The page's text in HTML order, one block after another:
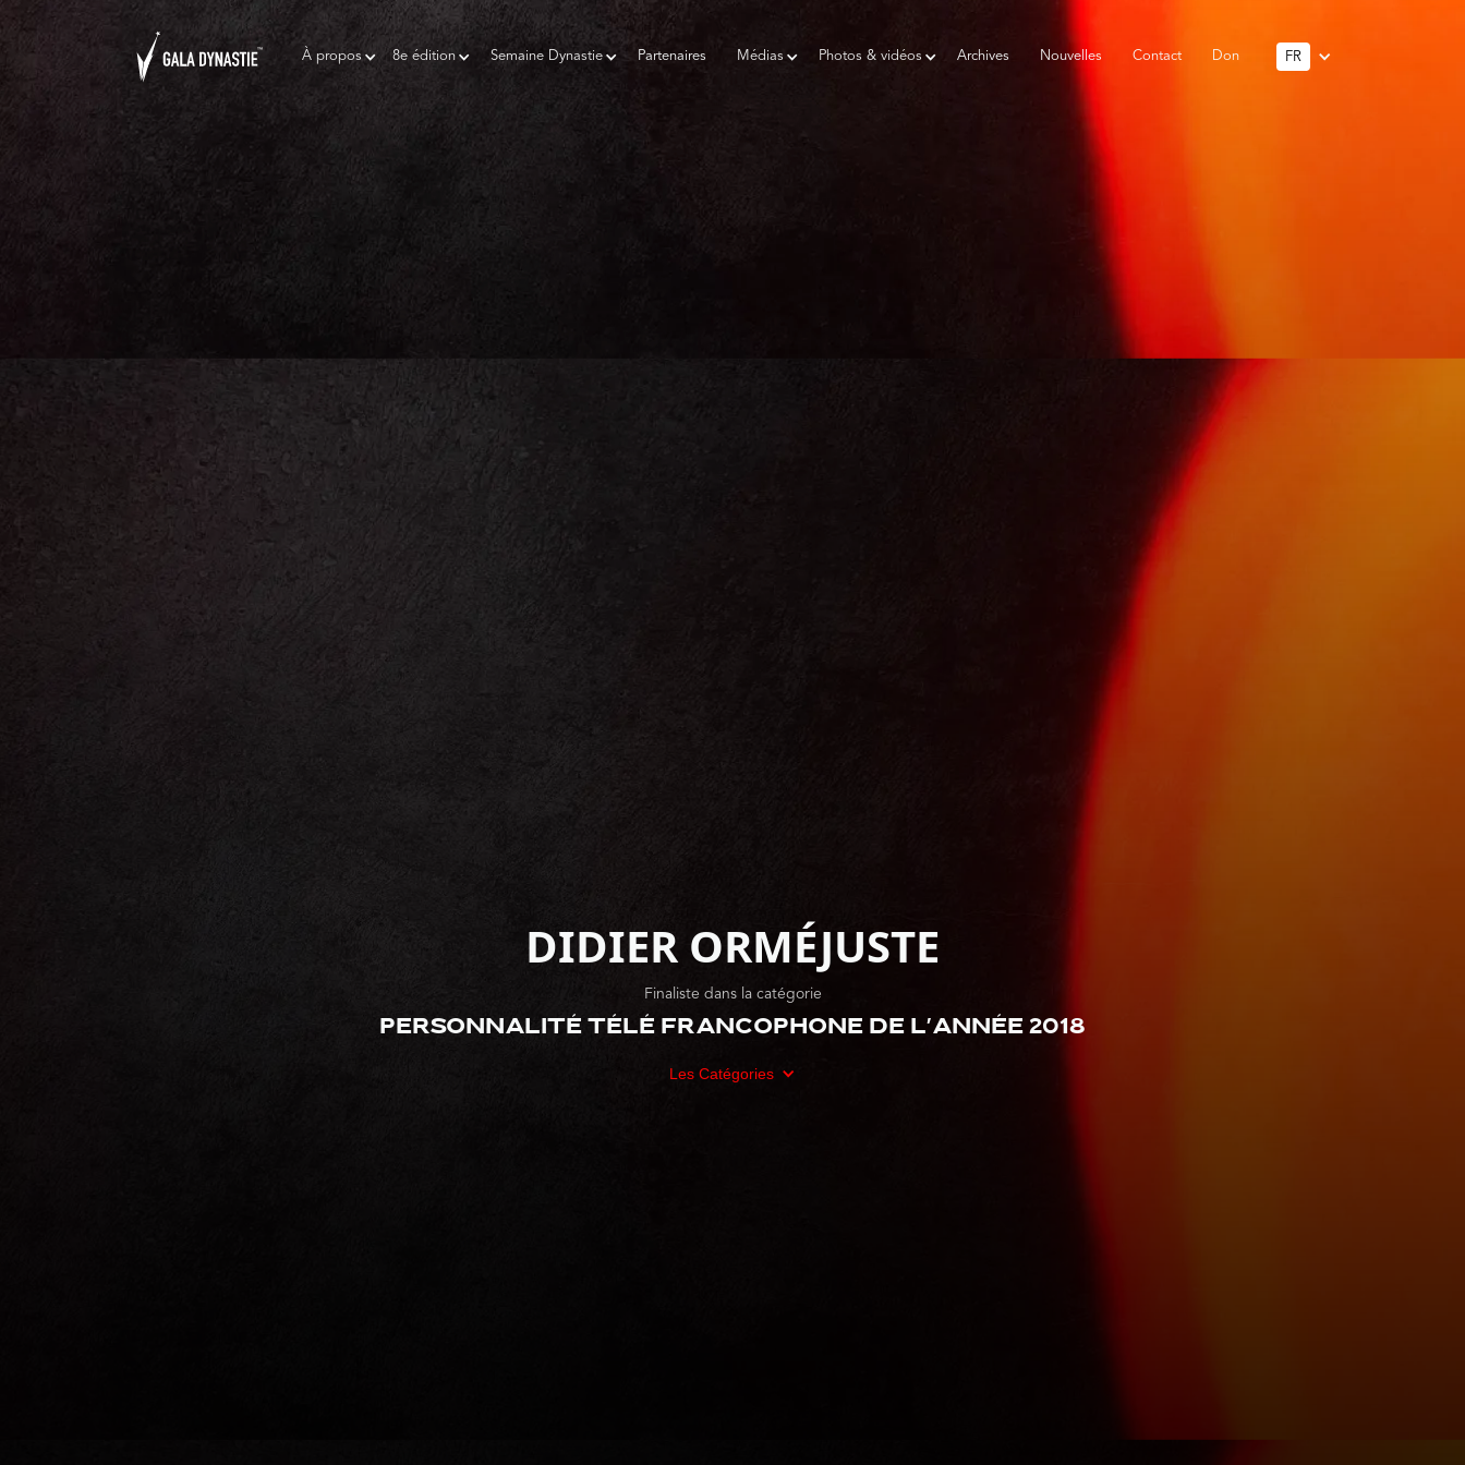
À propos 8e édition Semaine Dynastie Partenaires Médias Photos & vidéos Archives Nouvelles Contact Don FR
DIDIER ORMÉJUSTE
Finaliste dans la catégorie
Personnalité télé francophone de l'année 2018
Les Catégories